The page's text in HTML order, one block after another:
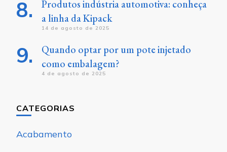
Produtos indústria automotiva: conheça
a linha da Kipack
14 de agosto de 2025
Quando optar por um pote injetado
como embalagem?
4 de agosto de 2025
CATEGORIAS
Acabamento